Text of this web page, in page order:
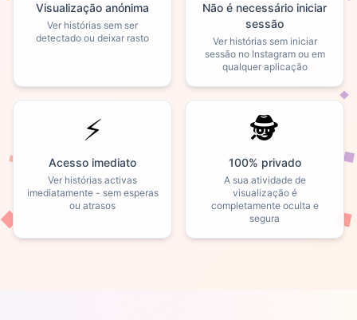
Visualização anónima
Ver histórias sem ser
detectado ou deixar rasto
Não é necessário iniciar
sessão
Ver histórias sem iniciar
sessão no Instagram ou em
qualquer aplicação
⚡
Acesso imediato
Ver histórias activas
imediatamente - sem esperas
ou atrasos
🕵️
100% privado
A sua atividade de
visualização é
completamente oculta e
segura